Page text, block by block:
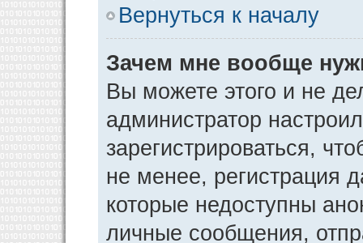
Вернуться к началу
Зачем мне вообще
Вы можете этого и не
администратор
зарегистрироваться,
не менее, регистрация
которые недоступны
личные сообщения,